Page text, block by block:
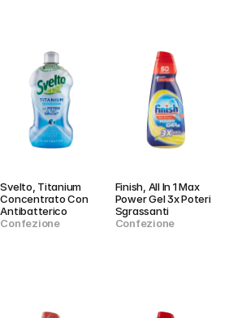
Svelto, Titanium
Concentrato Con
Antibatterico
Confezione
Finish, All In 1 Max
Power Gel 3x Poteri
Sgrassanti
Confezione